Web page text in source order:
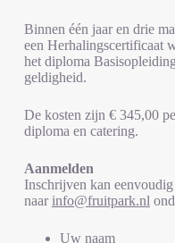
Binnen één jaar en drie
een Herhalingscertificaat
het diploma
geldigheid.
De kosten zijn € 345,00
diploma en catering.
Aanmelden
Inschrijven kan
naar info@fruitpark.nl
Uw naam